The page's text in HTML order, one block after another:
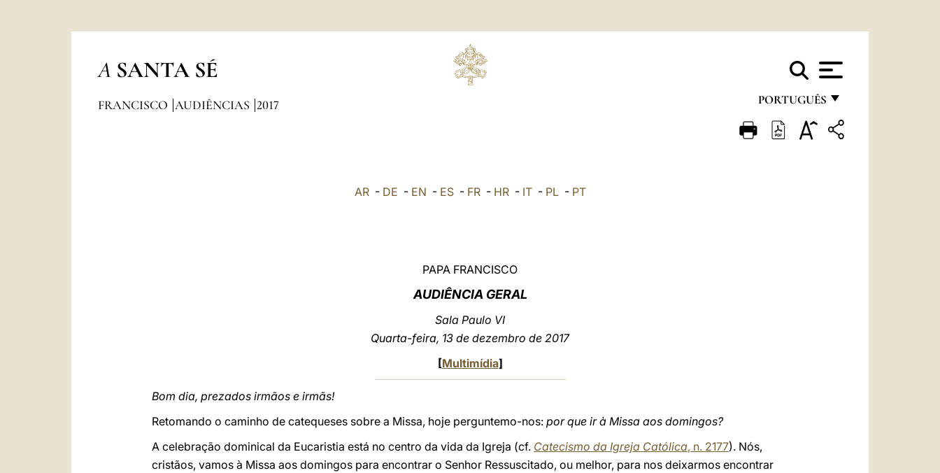
A SANTA SÉ
PORTUGUÊS
FRANÇAIS
FRANCISCO AUDIÊNCIAS 2017
AR- DE - EN - ES- FR- HR- IT- PL- PT
PAPA FRANCISCO
AUDIÊNCIA GERAL
Sala Paulo VI
Quarta-feira, 13 de dezembro de 2017
[Multimídia]
Bom dia, prezados irmãos e irmãs!
Retomando o caminho de catequeses sobre a Missa, hoje perguntemo-nos: por que ir à Missa aos domingos?
A celebração dominical da Eucaristia está no centro da vida da Igreja (cf. Catecismo da Igreja Católica, n. 2177). Nós,
cristãos, vamos à Missa aos domingos para encontrar o Senhor Ressuscitado, ou melhor, para nos deixarmos encontrar